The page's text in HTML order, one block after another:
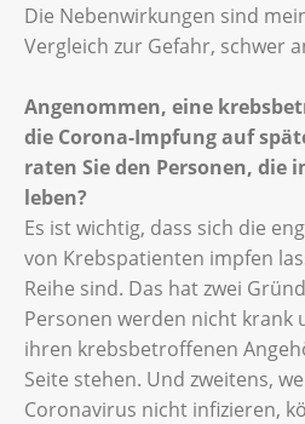
Die Nebenwirkungen sind
Vergleich zur Gefahr, schwer
Angenommen, eine
die Corona-Impfung auf
raten Sie den Personen, die
leben?
Es ist wichtig, dass sich die
von Krebspatienten impfen
Reihe sind. Das hat zwei
Personen werden nicht krank
ihren krebsbetroffenen
Seite stehen. Und zweitens,
Coronavirus nicht infizieren,